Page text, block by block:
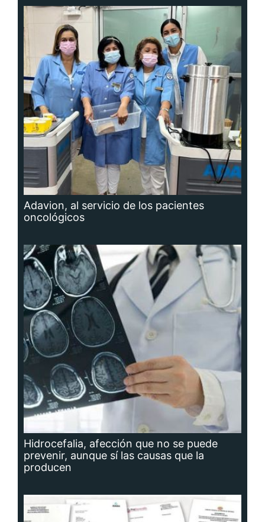
Adavion, al servicio de los pacientes
oncológicos
Hidrocefalia, afección que no se puede
prevenir, aunque sí las causas que la
producen